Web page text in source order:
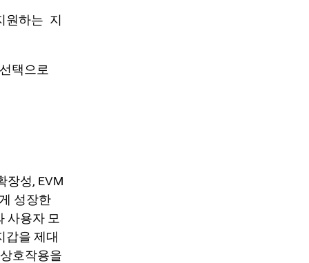
하는 지
택으로
장성, EVM
성장한
사용자 모
갑을 제대
호작용을